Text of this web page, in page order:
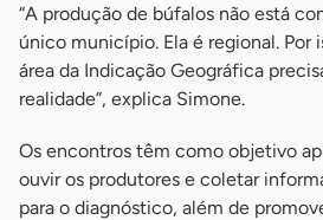
“A produção de búfalos não está
único município. Ela é regional. Por
área da Indicação Geográfica
realidade”, explica Simone.
Os encontros têm como objetivo
ouvir os produtores e coletar
para o diagnóstico, além de